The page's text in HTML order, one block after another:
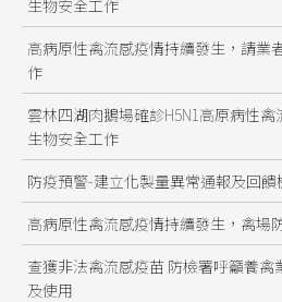
生物安全工作
高病原性禽流感疫情持續發生，請業
作
雲林四湖肉鵝場確診H5N1高原病性
生物安全工作
防疫預警-建立化製量異常通報及回饋
高病原性禽流感疫情持續發生，禽場
查獲非法禽流感疫苗 防檢署呼籲養
及使用